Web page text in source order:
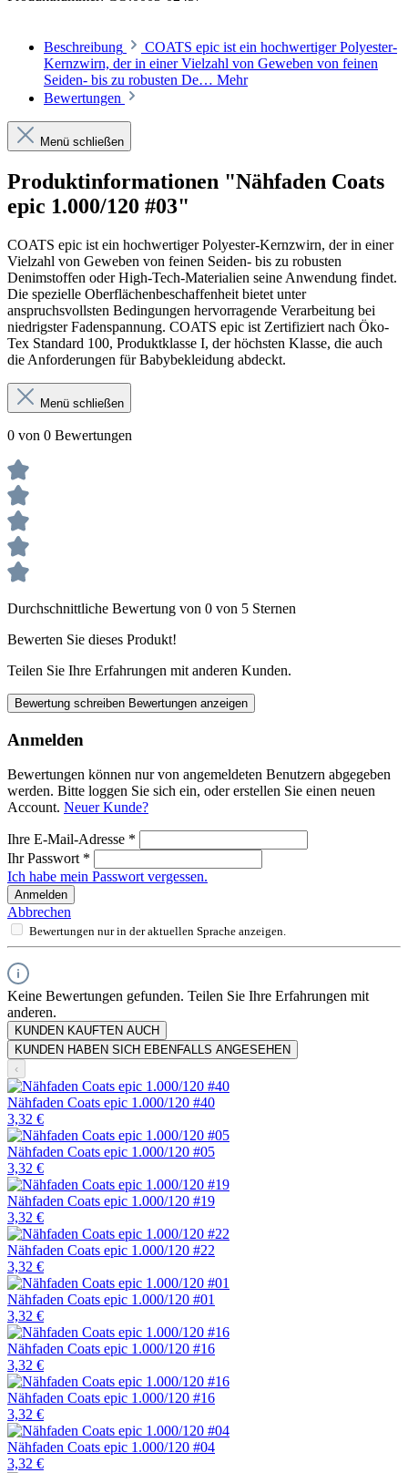
Beschreibung
COATS epic ist ein hochwertiger Polyester-
Kernzwirn, der in einer Vielzahl von Geweben von feinen
Seiden- bis zu robusten De… Mehr
Bewertungen
Menü schließen
Produktinformationen "Nähfaden Coats
epic 1.000/120 #03"
COATS epic ist ein hochwertiger Polyester-Kernzwirn, der in einer
Vielzahl von Geweben von feinen Seiden- bis zu robusten
Denimstoffen oder High-Tech-Materialien seine Anwendung findet.
Die spezielle Oberflächenbeschaffenheit bietet unter
anspruchsvollsten Bedingungen hervorragende Verarbeitung bei
niedrigster Fadenspannung. COATS epic ist Zertifiziert nach Öko-
Tex Standard 100, Produktklasse I, der höchsten Klasse, die auch
die Anforderungen für Babybekleidung abdeckt.
Menü schließen
0 von 0 Bewertungen
Durchschnittliche Bewertung von 0 von 5 Sternen
Bewerten Sie dieses Produkt!
Teilen Sie Ihre Erfahrungen mit anderen Kunden.
Bewertung schreiben Bewertungen anzeigen
Anmelden
Bewertungen können nur von angemeldeten Benutzern abgegeben
werden. Bitte loggen Sie sich ein, oder erstellen Sie einen neuen
Account. Neuer Kunde?
Ihre E-Mail-Adresse *
Ihr Passwort *
Ich habe mein Passwort vergessen.
Anmelden
Abbrechen
Bewertungen nur in der aktuellen Sprache anzeigen.
Keine Bewertungen gefunden. Teilen Sie Ihre Erfahrungen mit
anderen.
KUNDEN KAUFTEN AUCH
KUNDEN HABEN SICH EBENFALLS ANGESEHEN
‹
Nähfaden Coats epic 1.000/120 #40
3,32 €
Nähfaden Coats epic 1.000/120 #05
3,32 €
Nähfaden Coats epic 1.000/120 #19
3,32 €
Nähfaden Coats epic 1.000/120 #22
3,32 €
Nähfaden Coats epic 1.000/120 #01
3,32 €
Nähfaden Coats epic 1.000/120 #16
3,32 €
Nähfaden Coats epic 1.000/120 #16
3,32 €
Nähfaden Coats epic 1.000/120 #04
3,32 €